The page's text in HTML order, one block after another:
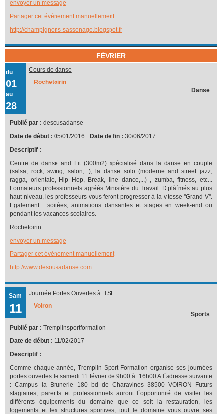
envoyer un message
Partager cet événement manuellement
http://champignons-sassenage.blogspot.fr
FÉVRIER
du
01
au
28
Cours de danse
Rochetoirin
Danse
Publié par : desousadanse
Date de début : 05/01/2016 Date de fin : 30/06/2017
Descriptif :
Centre de danse and Fit (300m2) spécialisé dans la danse en couple
(salsa, rock, swing, salon,...), la danse solo (moderne and street jazz,
ragga, orientale, Hip Hop, Break, line dance,...) , zumba, fitness, etc...
Formateurs professionnels agréés Ministère du Travail. Diplà´més au plus
haut niveau, les professeurs vous feront progresser à la vitesse ''Grand V''.
Egalement : soirées, animations dansantes et stages en week-end ou
pendant les vacances scolaires.
Rochetoirin
envoyer un message
Partager cet événement manuellement
http://www.desousadanse.com
Sam
11
Journée Portes Ouvertes à TSF
Voiron
Sports
Publié par : Tremplinsportformation
Date de début : 11/02/2017
Descriptif :
Comme chaque année, Tremplin Sport Formation organise ses journées
portes ouvertes le samedi 11 février de 9h00 à 16h00 A l`adresse suivante
: Campus la Brunerie 180 bd de Charavines 38500 VOIRON Futurs
stagiaires, parents et professionnels auront l`opportunité de visiter les
différents équipements du domaine que ce soit la restauration, les
logements et les structures sportives, tout le domaine vous ouvre ses